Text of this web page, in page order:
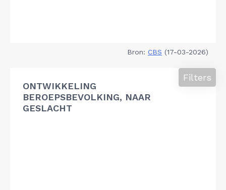
Bron: CBS (17-03-2026)
ONTWIKKELING
BEROEPSBEVOLKING, NAAR
GESLACHT
Filters